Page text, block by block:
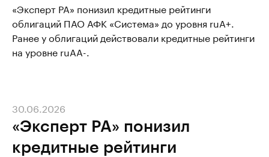
«Эксперт РА» понизил кредитные рейтинги
облигаций ПАО АФК «Система» до уровня ruA+.
Ранее у облигаций действовали кредитные рейтинги
на уровне ruAA-.
«Эксперт РА» понизил
кредитные рейтинги
30.06.2026